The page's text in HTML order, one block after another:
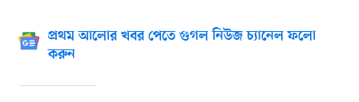
প্রথম আলোর খবর পেতে গুগল নিউজ চ্যানেল ফলো
করুন